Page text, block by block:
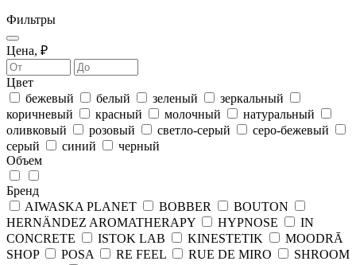
Фильтры
Цена, ₽
Цвет
бежевый
белый зеленый
зеркальный
коричневый
красный молочный
натуральный
оливковый
розовый светло-серый
серо-бежевый
серый
синий
черный
Объем
Бренд
AIWASKA PLANET
BOBBER
BOUTON
HERNÄNDEZ AROMATHERAPY
HYPNOSE
IN
CONCRETE
ISTOK LAB KINESTETIK
MOODRĀ
SHOP
POSA RE FEEL RUE DE MIRO
SHROOM